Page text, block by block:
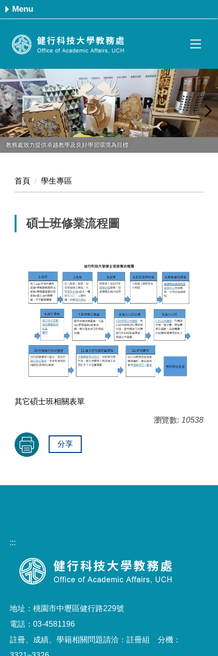
跳
到
要
區
Menu
教務處致力提供卓越教學及良好學習環境為目標
首頁 學生專區
碩士班修業流程圖
其它碩士班相關表單
瀏覽數: 10538
分享
:::
地址：桃園市中壢區健行路229號
電話：03-4581196
註冊、成績、學籍相關問題請洽：註冊組 分機：